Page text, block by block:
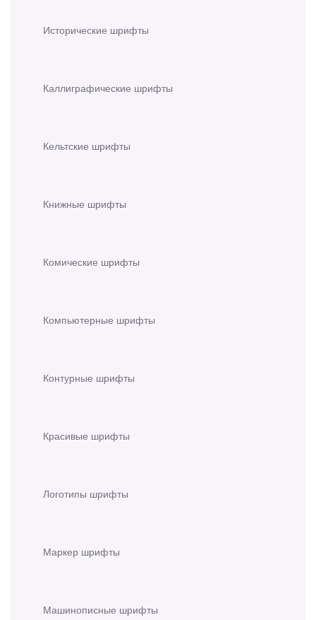
Исторические шрифты
Каллиграфические шрифты
Кельтские шрифты
Книжные шрифты
Комические шрифты
Компьютерные шрифты
Контурные шрифты
Красивые шрифты
Логотипы шрифты
Маркер шрифты
Машинописные шрифты